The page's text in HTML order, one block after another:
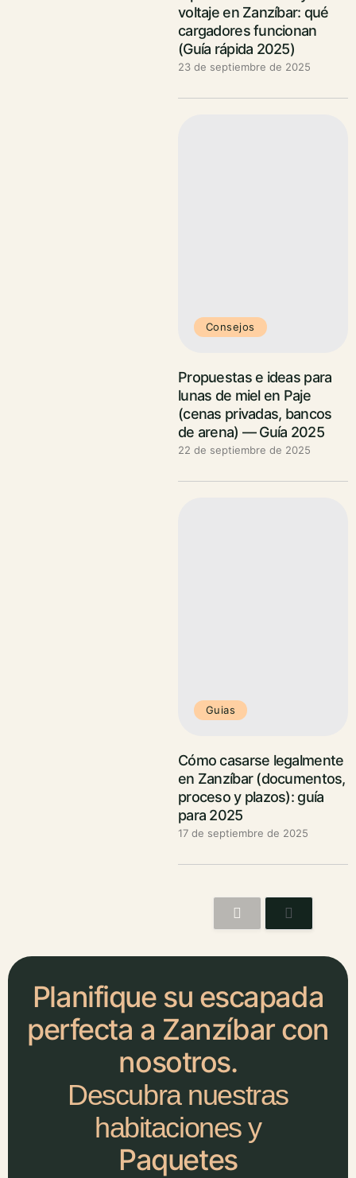
voltaje en Zanzíbar: qué
cargadores funcionan
(Guía rápida 2025)
23 de septiembre de 2025
Consejos
Propuestas e ideas para
lunas de miel en Paje
(cenas privadas, bancos
de arena) — Guía 2025
22 de septiembre de 2025
Guias
Cómo casarse legalmente
en Zanzíbar (documentos,
proceso y plazos): guía
para 2025
17 de septiembre de 2025
Planifique su escapada
perfecta a Zanzíbar con
nosotros.
Descubra nuestras
habitaciones y
Paquetes